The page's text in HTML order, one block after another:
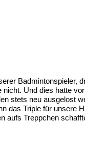
Badmintonspieler,
Und dies hatte
stets neu ausgelost
das Triple für unsere
aufs Treppchen